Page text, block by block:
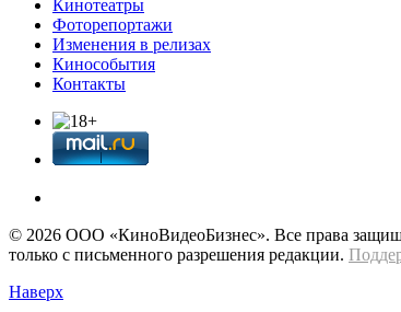
Кинотеатры
Фоторепортажи
Изменения в релизах
Кинособытия
Контакты
© 2026 OOО «КиноВидеоБизнес». Все права
только с письменного разрешения редакции.
Наверх